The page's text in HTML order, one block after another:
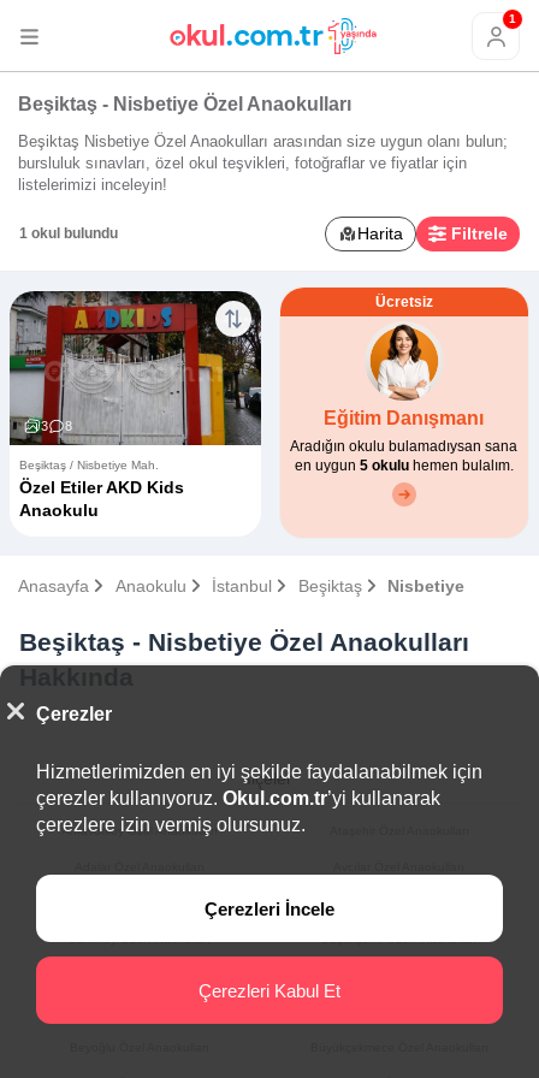
1
Beşiktaş - Nisbetiye Özel Anaokulları
Beşiktaş Nisbetiye Özel Anaokulları arasından size uygun olanı bulun;
bursluluk sınavları, özel okul teşvikleri, fotoğraflar ve fiyatlar için
listelerimizi inceleyin!
1 okul bulundu Harita Filtrele
3 8
Beşiktaş / Nisbetiye Mah.
Özel Etiler AKD Kids
Anaokulu
Ücretsiz
Eğitim Danışmanı
Aradığın okulu bulamadıysan sana
en uygun 5 okuluhemen bulalım.
Anasayfa Anaokulu İstanbul Beşiktaş Nisbetiye
Beşiktaş - Nisbetiye Özel Anaokulları
İlçeler
Arnavutköy Özel Anaokulları
Bağcılar Özel Anaokulları Bahçelievler Özel Anaokulları
Çerezler
Hizmetlerimizden en iyi şekilde faydalanabilmek için
çerezler kullanıyoruz. Okul.com.tr’yi kullanarak
çerezlere izin vermiş olursunuz.
Çerezleri İncele
Çerezleri Kabul Et